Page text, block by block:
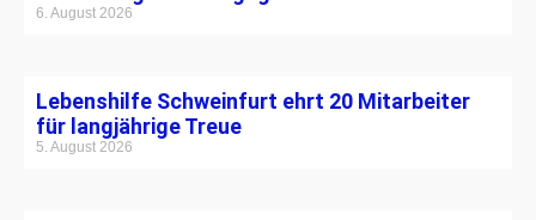
6. August 2026
Lebenshilfe Schweinfurt ehrt 20 Mitarbeiter
für langjährige Treue
5. August 2026